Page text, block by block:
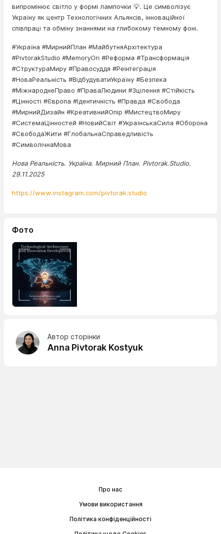
випромінює світло у формі лампочки 💡. Це символізує
Україну як центр Технологічних Альянсів, інноваційної
співпраці та обміну знаннями на глибокому темному фоні.
#Україна #МирнийПлан #МайбутняАрхітектура
#PivtorakStudio #MemoryOn #Реформа #Трансформація
#СтруктураМиру #Правосуддя #Реінтеграція
#НоваРеальність #ВідбудуватиУкраїну #Безпека
#МіжнароднеПраво #ПраваЛюдини #Зцілення #Стійкість
#Цінності #Європа #Ідентичність #Правда #Свобода
#МирнийДизайн #КреативнийОпір #МистецтвоМиру
#СистемаЦінностей #НовийСвіт #УкраїнськаСила #Оборона
#СвободаЖити #ГлобальнаСправедливість
#СимволічнаМова
Нова Реальність. Україна. Мирний План. Pivtorak.Studio.
29.11.2025
https://www.instagram.com/pivtorak.studio
Фото
Автор сторінки
Anna Pivtorak Kostyuk
Про нас
Умови використання
Політика конфіденційності